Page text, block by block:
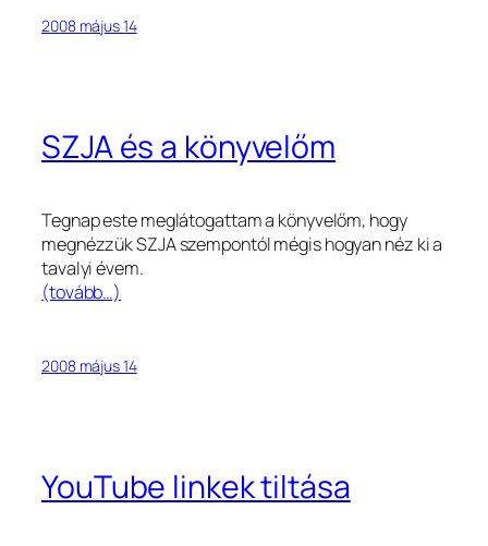
2008 május 14
SZJA és a könyvelőm
Tegnap este meglátogattam a könyvelőm, hogy
megnézzük SZJA szempontól mégis hogyan néz ki a
tavalyi évem.
(tovább…)
2008 május 14
YouTube linkek tiltása